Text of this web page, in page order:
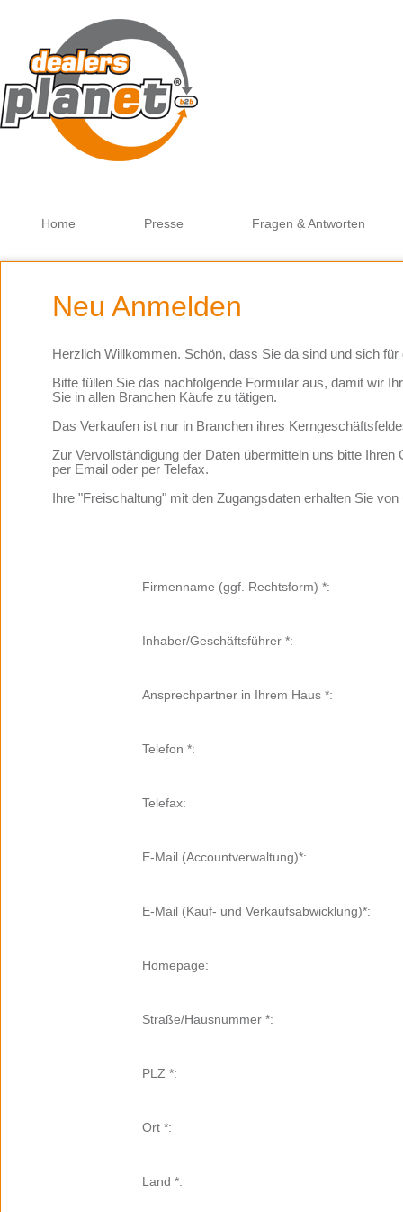
Home Presse Fragen & Antworten
Neu Anmelden
Herzlich Willkommen. Schön, dass Sie da sind und sich
Bitte füllen Sie das nachfolgende Formular aus, damit wir
Sie in allen Branchen Käufe zu tätigen.
Das Verkaufen ist nur in Branchen ihres
Zur Vervollständigung der Daten übermitteln uns bitte
per Email oder per Telefax.
Ihre "Freischaltung" mit den Zugangsdaten erhalten Sie
Firmenname (ggf. Rechtsform) *:
Inhaber/Geschäftsführer *:
Ansprechpartner in Ihrem Haus *:
Telefon *:
Telefax:
E-Mail (Accountverwaltung)*:
E-Mail (Kauf- und Verkaufsabwicklung)*:
Homepage:
Straße/Hausnummer *:
PLZ *:
Ort *:
Land *: